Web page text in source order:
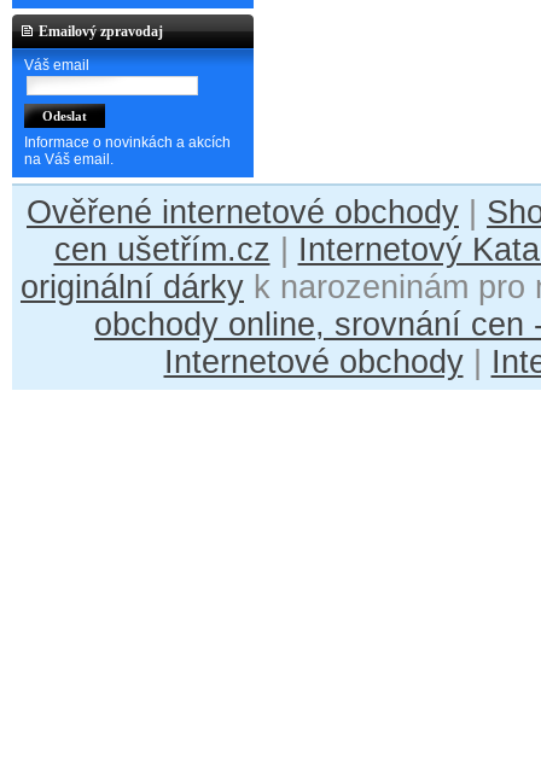
Emailový zpravodaj
Váš email
Informace o novinkách a akcích
na Váš email.
Ověřené internetové obchody
cen ušetřím.cz
Internetový
originální dárky k narozeninám
obchody online, srovnání cen
Internetové obchody|